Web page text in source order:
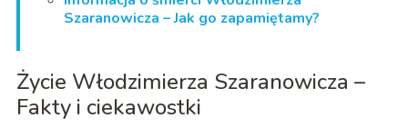
Szaranowicza – Jak go zapamiętamy?
Życie Włodzimierza Szaranowicza –
Fakty i ciekawostki